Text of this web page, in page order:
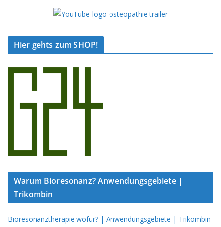
Hier gehts zum SHOP!
Warum Bioresonanz? Anwendungsgebiete |
Trikombin
Bioresonanztherapie wofür? | Anwendungsgebiete | Trikombin